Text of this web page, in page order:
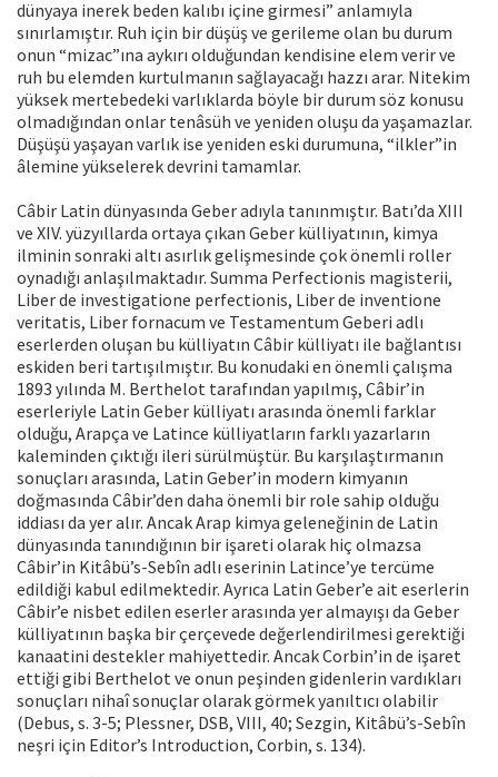
dünyaya inerek beden kalıbı içine girmesi” anlamıyla
sınırlamıştır. Ruh için bir düşüş ve gerileme olan bu durum
onun “mizac”ına aykırı olduğundan kendisine elem verir ve
ruh bu elemden kurtulmanın sağlayacağı hazzı arar. Nitekim
yüksek mertebedeki varlıklarda böyle bir durum söz konusu
olmadığından onlar tenâsüh ve yeniden oluşu da yaşamazlar.
Düşüşü yaşayan varlık ise yeniden eski durumuna, “ilkler”in
âlemine yükselerek devrini tamamlar.
Câbir Latin dünyasında Geber adıyla tanınmıştır. Batı’da XIII
ve XIV. yüzyıllarda ortaya çıkan Geber külliyatının, kimya
ilminin sonraki altı asırlık gelişmesinde çok önemli roller
oynadığı anlaşılmaktadır. Summa Perfectionis magisterii,
Liber de investigatione perfectionis, Liber de inventione
veritatis, Liber fornacum ve Testamentum Geberi adlı
eserlerden oluşan bu külliyatın Câbir külliyatı ile bağlantısı
eskiden beri tartışılmıştır. Bu konudaki en önemli çalışma
1893 yılında M. Berthelot tarafından yapılmış, Câbir’in
eserleriyle Latin Geber külliyatı arasında önemli farklar
olduğu, Arapça ve Latince külliyatların farklı yazarların
kaleminden çıktığı ileri sürülmüştür. Bu karşılaştırmanın
sonuçları arasında, Latin Geber’in modern kimyanın
doğmasında Câbir’den daha önemli bir role sahip olduğu
iddiası da yer alır. Ancak Arap kimya geleneğinin de Latin
dünyasında tanındığının bir işareti olarak hiç olmazsa
Câbir’in Kitâbü’s-Sebîn adlı eserinin Latince’ye tercüme
edildiği kabul edilmektedir. Ayrıca Latin Geber’e ait eserlerin
Câbir’e nisbet edilen eserler arasında yer almayışı da Geber
külliyatının başka bir çerçevede değerlendirilmesi gerektiği
kanaatini destekler mahiyettedir. Ancak Corbin’in de işaret
ettiği gibi Berthelot ve onun peşinden gidenlerin vardıkları
sonuçları nihaî sonuçlar olarak görmek yanıltıcı olabilir
(Debus, s. 3-5; Plessner, DSB, VIII, 40; Sezgin, Kitâbü’s-Sebîn
neşri için Editor’s Introduction, Corbin, s. 134).